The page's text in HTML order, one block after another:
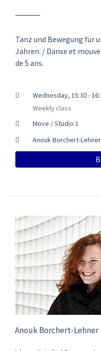
Tanz und Bewegung für
Jahren. / Danse et
de 5 ans.
Wednesday, 15:30 -
Weekly class
Move / Studio 1
Anouk Borchert-Lehner
Anouk Borchert-Lehner